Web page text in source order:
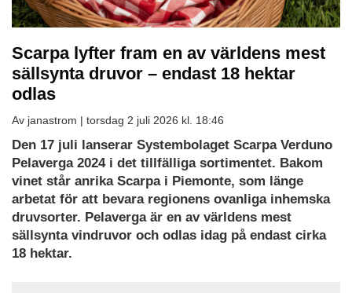
Scarpa lyfter fram en av världens mest
sällsynta druvor – endast 18 hektar
odlas
Av janastrom | torsdag 2 juli 2026 kl. 18:46
Den 17 juli lanserar Systembolaget Scarpa Verduno
Pelaverga 2024 i det tillfälliga sortimentet. Bakom
vinet står anrika Scarpa i Piemonte, som länge
arbetat för att bevara regionens ovanliga inhemska
druvsorter. Pelaverga är en av världens mest
sällsynta vindruvor och odlas idag på endast cirka
18 hektar.